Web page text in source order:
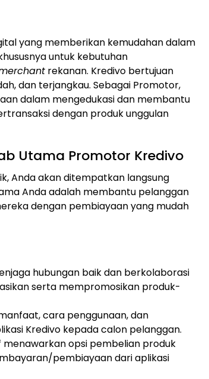
yang memberikan kemudahan dalam
untuk kebutuhan
rekanan. Kredivo bertujuan
dan terjangkau. Sebagai Promotor,
dalam mengedukasi dan membantu
dengan produk unggulan
Utama Promotor Kredivo
Anda akan ditempatkan langsung
Anda adalah membantu pelanggan
dengan pembiayaan yang mudah
hubungan baik dan berkolaborasi
serta mempromosikan produk-
cara penggunaan, dan
Kredivo kepada calon pelanggan.
menawarkan opsi pembelian produk
pembiayaan dari aplikasi